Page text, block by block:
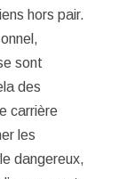
hors pair.
sont
des
carrière
les
dangereux,